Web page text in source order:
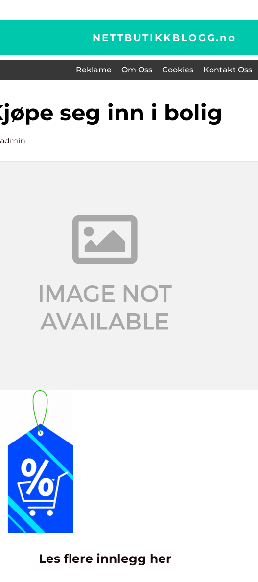
NETTBUTIKKBLOGG.no
Reklame Om Oss Cookies Kontakt Oss
kjøpe seg inn i bolig
admin
Les flere innlegg her